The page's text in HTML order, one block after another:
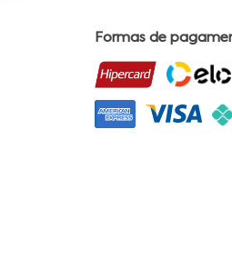
Formas de